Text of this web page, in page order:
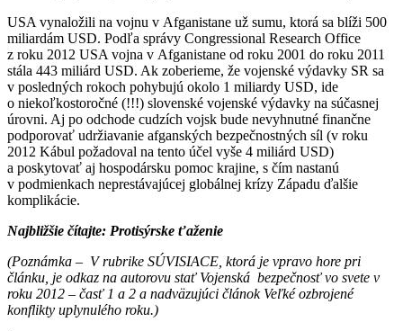
USA vynaložili na vojnu v Afganistane už sumu, ktorá sa blíži 500
miliardám USD. Podľa správy Congressional Research Office
z roku 2012 USA vojna v Afganistane od roku 2001 do roku 2011
stála 443 miliárd USD. Ak zoberieme, že vojenské výdavky SR sa
v posledných rokoch pohybujú okolo 1 miliardy USD, ide
o niekoľkostoročné (!!!) slovenské vojenské výdavky na súčasnej
úrovni. Aj po odchode cudzích vojsk bude nevyhnutné finančne
podporovať udržiavanie afganských bezpečnostných síl (v roku
2012 Kábul požadoval na tento účel vyše 4 miliárd USD)
a poskytovať aj hospodársku pomoc krajine, s čím nastanú
v podmienkach neprestávajúcej globálnej krízy Západu ďalšie
komplikácie.
Najbližšie čítajte: Protisýrske ťaženie
(Poznámka – V rubrike SÚVISIACE, ktorá je vpravo hore pri
článku, je odkaz na autorovu stať Vojenská bezpečnosť vo svete v
roku 2012 – časť 1 a 2 a nadväzujúci článok Veľké ozbrojené
konflikty uplynulého roku.)